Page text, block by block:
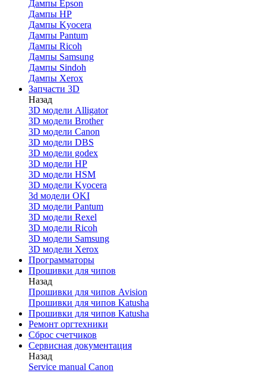
Дампы Epson
Дампы HP
Дампы Kyocera
Дампы Pantum
Дампы Ricoh
Дампы Samsung
Дампы Sindoh
Дампы Xerox
Запчасти 3D
Назад
3D модели Alligator
3D модели Brother
3D модели Canon
3D модели DBS
3D модели godex
3D модели HP
3D модели HSM
3D модели Kyocera
3d модели OKI
3D модели Pantum
3D модели Rexel
3D модели Ricoh
3D модели Samsung
3D модели Xerox
Программаторы
Прошивки для чипов
Назад
Прошивки для чипов Avision
Прошивки для чипов Katusha
Прошивки для чипов Katusha
Ремонт оргтехники
Сброс счетчиков
Сервисная документация
Назад
Service manual Canon